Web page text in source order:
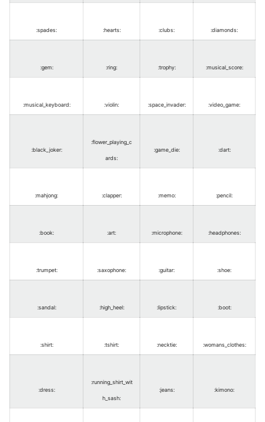
:spades: :hearts: :clubs: :diamonds:
:gem: :ring: :trophy: :musical_score:
:musical_keyboard: :violin: :space_invader: :video_game:
:black_joker:
:flower_playing_c
ards:
:game_die: :dart:
:mahjong: :clapper: :memo: :pencil:
:book: :art: :microphone: :headphones:
:trumpet: :saxophone: :guitar: :shoe:
:sandal: :high_heel: :lipstick: :boot:
:shirt: :tshirt: :necktie: :womans_clothes:
:dress:
:running_shirt_wit
h_sash:
:jeans: :kimono: